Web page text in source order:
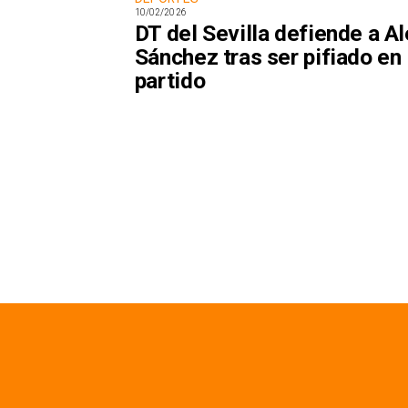
10/02/2026
DT del Sevilla defiende a
Sánchez tras ser pifiado en
partido